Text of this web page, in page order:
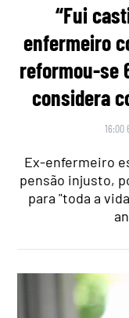
“Fui
enfermeiro
reformou-se
considera
16:00
Ex-enfermeiro
pensão injusto,
para "toda a